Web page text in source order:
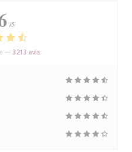
/5
— 3213 avis